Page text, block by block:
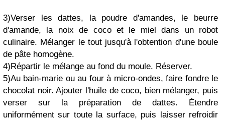
3)Verser les dattes, la poudre d'amandes, le beurre
d'amande, la noix de coco et le miel dans un robot
culinaire. Mélanger le tout jusqu'à l'obtention d'une boule
de pâte homogène.
4)Répartir le mélange au fond du moule. Réserver.
5)Au bain-marie ou au four à micro-ondes, faire fondre le
chocolat noir. Ajouter l'huile de coco, bien mélanger, puis
verser sur la préparation de dattes. Étendre
uniformément sur toute la surface, puis laisser refroidir